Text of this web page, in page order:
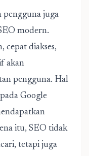
pengguna juga
modern.
cepat diakses,
akan
pengguna. Hal
Google
itu, SEO tidak
tetapi juga